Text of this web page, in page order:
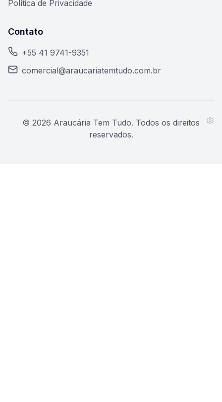
Política de Privacidade
Contato
+55 41 9741-9351
comercial@araucariatemtudo.com.br
© 2026 Araucária Tem Tudo. Todos os direitos
reservados.